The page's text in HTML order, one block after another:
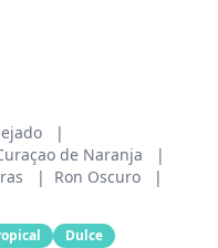
|
de Naranja
|
| Ron Oscuro
|
Dulce